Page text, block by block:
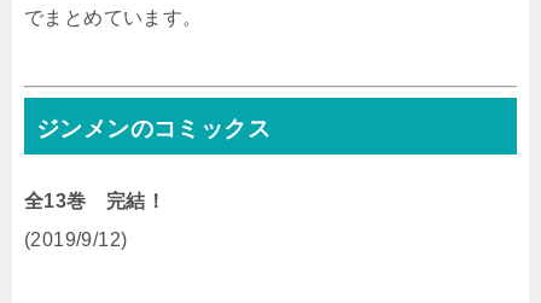
でまとめています。
ジンメンのコミックス
全13巻 完結！
(2019/9/12)